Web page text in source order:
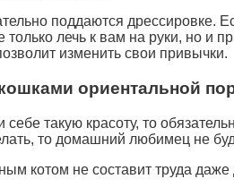
поддаются дрессировке.
лечь к вам на руки, но и
изменить свои привычки.
ориентальной
такую красоту, то
то домашний любимец не
котом не составит труда